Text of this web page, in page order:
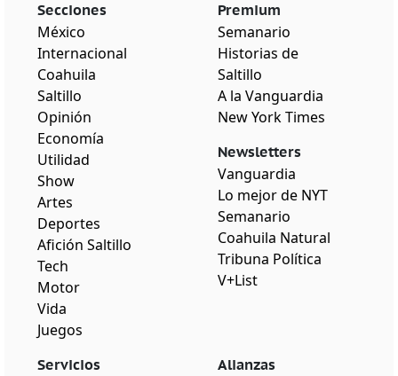
Secciones
México
Internacional
Coahuila
Saltillo
Opinión
Economía
Utilidad
Show
Artes
Deportes
Afición Saltillo
Tech
Motor
Vida
Juegos
Premium
Semanario
Historias de
Saltillo
A la Vanguardia
New York Times
Newsletters
Vanguardia
Lo mejor de NYT
Semanario
Coahuila Natural
Tribuna Política
V+List
Servicios Alianzas